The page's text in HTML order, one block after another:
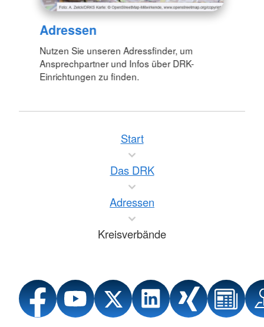
Adressen
Nutzen Sie unseren Adressfinder, um
Ansprechpartner und Infos über DRK-
Einrichtungen zu finden.
Start
Das DRK
Adressen
Kreisverbände